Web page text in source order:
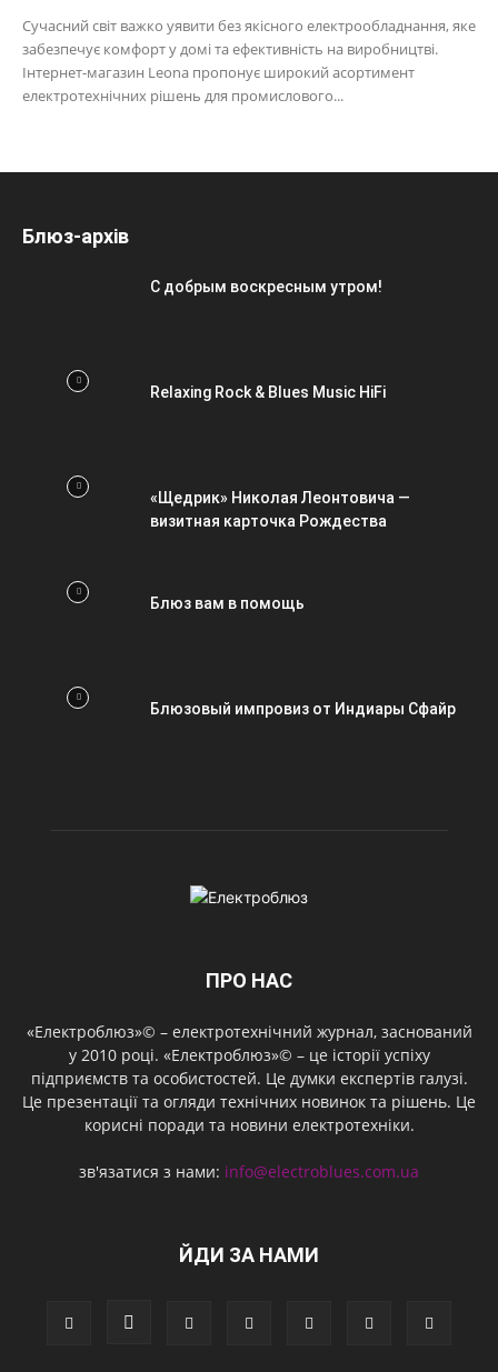
Сучасний світ важко уявити без якісного електрообладнання, яке
забезпечує комфорт у домі та ефективність на виробництві.
Інтернет-магазин Leona пропонує широкий асортимент
електротехнічних рішень для промислового...
Блюз-архів
С добрым воскресным утром!
Relaxing Rock & Blues Music HiFi
«Щедрик» Николая Леонтовича —
визитная карточка Рождества
Блюз вам в помощь
Блюзовый импровиз от Индиары Сфайр
ПРО НАС
«Електроблюз»© – електротехнічний журнал, заснований
у 2010 році. «Електроблюз»© – це історії успіху
підприємств та особистостей. Це думки експертів галузі.
Це презентації та огляди технічних новинок та рішень. Це
корисні поради та новини електротехніки.
зв'язатися з нами: info@electroblues.com.ua
ЙДИ ЗА НАМИ